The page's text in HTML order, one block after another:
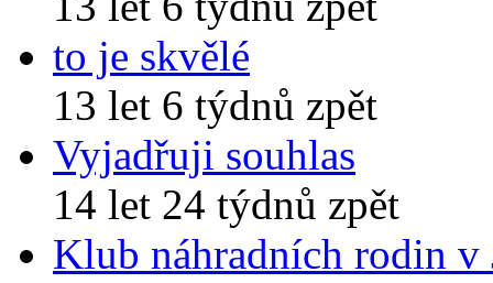
to je skvělé
13 let 6 týdnů zpět
Vyjadřuji souhlas
14 let 24 týdnů zpět
Klub náhradních rodin v